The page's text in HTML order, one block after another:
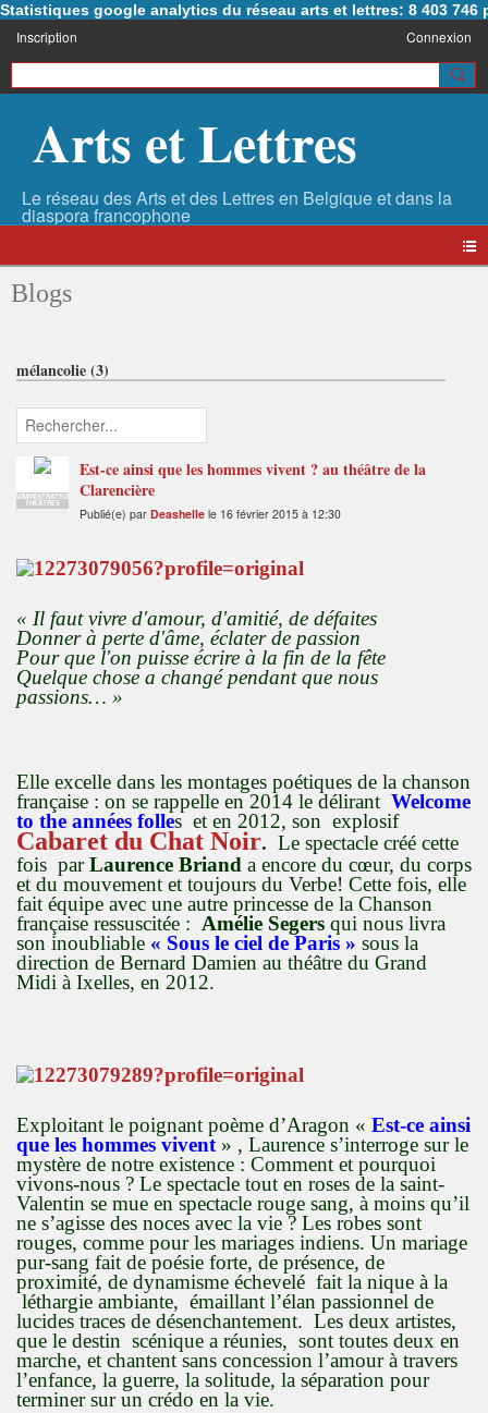
Statistiques google analytics du réseau arts et lettres: 8 403 746
Inscription Connexion
Arts et Lettres
Blogs
mélancolie (3)
ADMINISTRATEUR
THÉÂTRES
Est-ce ainsi que les hommes vivent ? au théâtre de la
Clarencière
Publié(e) par Deashelle le 16 février 2015 à 12:30
« Il faut vivre d'amour, d'amitié, de défaites
Donner à perte d'âme, éclater de passion
Pour que l'on puisse écrire à la fin de la fête
Quelque chose a changé pendant que nous
passions… »
Elle excelle dans les montages poétiques de la chanson
française : on se rappelle en 2014 le délirant Welcome
to the années folles et en 2012, son explosif
Cabaret du Chat Noir. Le spectacle créé cette
fois parLaurence Briand a encore du cœur, du corps
et du mouvement et toujours du Verbe! Cette fois, elle
fait équipe avec une autre princesse de la Chanson
française ressuscitée : Amélie Segers qui nous livra
son inoubliable « Sous le ciel de Paris » sous la
direction de Bernard Damien au théâtre du Grand
Midi à Ixelles, en 2012.
Exploitant le poignant poème d’Aragon « Est-ce ainsi
que les hommes vivent» , Laurence s’interroge sur le
mystère de notre existence : Comment et pourquoi
vivons-nous ? Le spectacle tout en roses de la saint-
Valentin se mue en spectacle rouge sang, à moins qu’il
ne s’agisse des noces avec la vie ? Les robes sont
rouges, comme pour les mariages indiens. Un mariage
pur-sang fait de poésie forte, de présence, de
proximité, de dynamisme échevelé fait la nique à la
léthargie ambiante, émaillant l’élan passionnel de
lucides traces de désenchantement. Les deux artistes,
que le destin scénique a réunies, sont toutes deux en
marche, et chantent sans concession l’amour à travers
l’enfance, la guerre, la solitude, la séparation pour
terminer sur un crédo en la vie.